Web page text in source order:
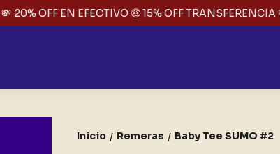
20% OFF EN EFECTIVO 🤑 15% OFF TRANSFERENCIA 💸
Inicio / Remeras / Baby Tee SUMO #2